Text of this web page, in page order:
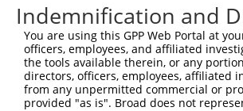
Indemnification and
You are using this GPP Web Portal at
officers, employees, and affiliated
the tools available therein, or any
directors, officers, employees, affiliated
from any unpermitted commercial or
provided "as is". Broad does not